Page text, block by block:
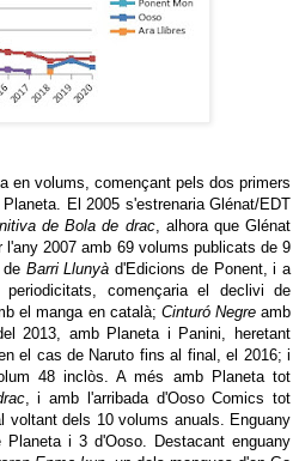
en volums, començant pels dos primers
El 2005 s'estrenaria Glénat/EDT
de Bola de drac, alhora que Glénat
2007 amb 69 volums publicats de 9
Barri Llunyà d'Edicions de Ponent, i a
començaria el declivi de
el manga en català; Cinturó Negreamb
2013, amb Planeta i Panini, heretant
el cas de Naruto fins al final, el 2016; i
48 inclòs. A més amb Planeta tot
, i amb l'arribada d'Ooso Comics tot
voltant dels 10 volums anuals. Enguany
i 3 d'Ooso. Destacant enguany